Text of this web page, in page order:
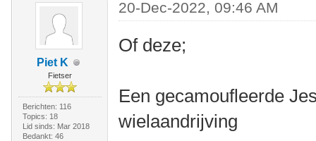
Piet K
Fietser
Berichten: 116
Topics: 18
Lid sinds: Mar 2018
Bedankt: 46
20-Dec-2022, 09:46 AM
Of deze;
Een gecamoufleerde
wielaandrijving